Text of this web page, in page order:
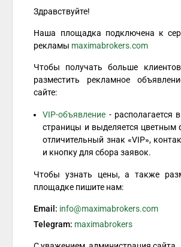
Здравствуйте!
Наша площадка подключена к
рекламы maximabrokers.com
Чтобы получать больше
разместить рекламное
сайте:
VIP-объявление - располагается
страницы и выделяется цветным
отличительный знак «VIP»,
и кнопку для сбора заявок.
Чтобы узнать цены, а также
площадке пишите нам:
Email: info@maximabrokers.com
Telegram: maximabrokers